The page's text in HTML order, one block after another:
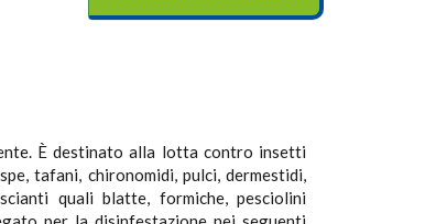
È destinato alla lotta contro insetti
tafani, chironomidi, pulci, dermestidi,
quali blatte, formiche, pesciolini